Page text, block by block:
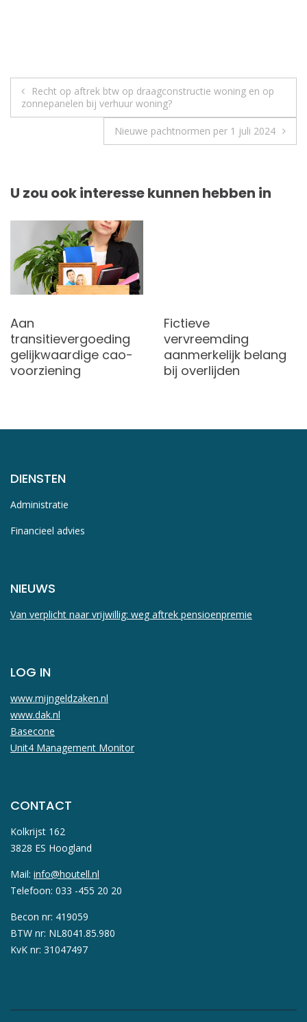
Berichtnavigatie
Recht op aftrek btw op draagconstructie woning en op
zonnepanelen bij verhuur woning?
Nieuwe pachtnormen per 1 juli 2024
U zou ook interesse kunnen hebben in
Aan
transitievergoeding
gelijkwaardige cao-
voorziening
Fictieve
vervreemding
aanmerkelijk belang
bij overlijden
DIENSTEN
Administratie
Financieel advies
NIEUWS
Van verplicht naar vrijwillig: weg aftrek pensioenpremie
LOG IN
www.mijngeldzaken.nl
www.dak.nl
Basecone
Unit4 Management Monitor
CONTACT
Kolkrijst 162
3828 ES Hoogland
Mail: info@houtell.nl
Telefoon: 033 -455 20 20
Becon nr: 419059
BTW nr: NL8041.85.980
KvK nr: 31047497